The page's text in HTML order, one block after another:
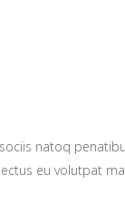
natoq
eu volutpat